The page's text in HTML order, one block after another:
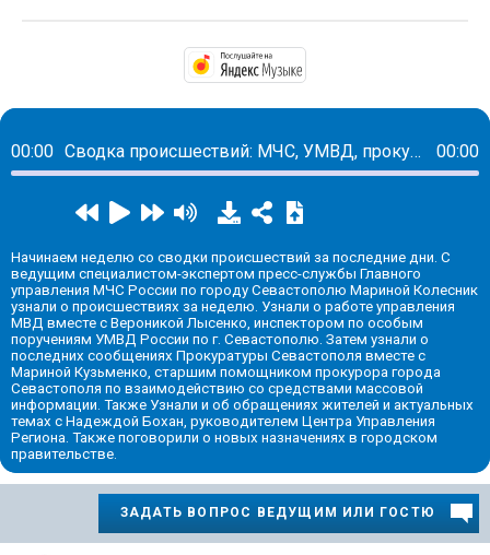
00:00 Сводка происшествий: МЧС, УМВД, прокуратура, ЦУР. 00:00
Начинаем неделю со сводки происшествий за последние дни. С
ведущим специалистом-экспертом пресс-службы Главного
управления МЧС России по городу Севастополю Мариной Колесник
узнали о происшествиях за неделю. Узнали о работе управления
МВД вместе с Вероникой Лысенко, инспектором по особым
поручениям УМВД России по г. Севастополю. Затем узнали о
последних сообщениях Прокуратуры Севастополя вместе с
Мариной Кузьменко, старшим помощником прокурора города
Севастополя по взаимодействию со средствами массовой
информации. Также Узнали и об обращениях жителей и актуальных
темах с Надеждой Бохан, руководителем Центра Управления
Региона. Также поговорили о новых назначениях в городском
правительстве.
ЗАДАТЬ ВОПРОС ВЕДУЩИМ ИЛИ ГОСТЮ